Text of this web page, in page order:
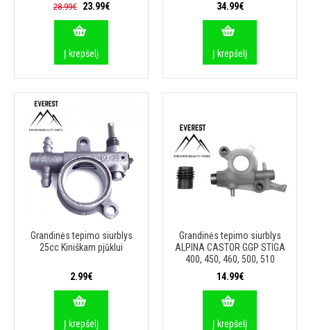
28.99€ 23.99€
Į krepšelį
34.99€
Į krepšelį
Grandinės tepimo siurblys
25cc Kiniškam pjūklui
2.99€
Į krepšelį
Grandinės tepimo siurblys
ALPINA CASTOR GGP STIGA
400, 450, 460, 500, 510
14.99€
Į krepšelį